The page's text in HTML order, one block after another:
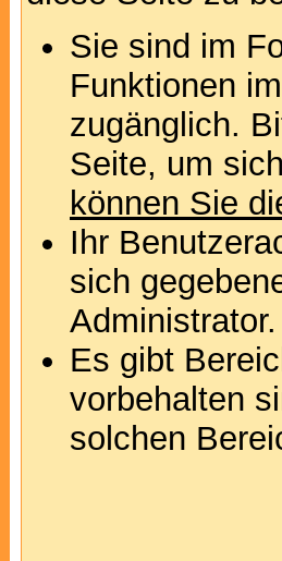
Sie sind im
Funktionen
zugänglich.
Seite, um
können Sie
Ihr
sich
Administrator.
Es gibt
vorbehalten
solchen